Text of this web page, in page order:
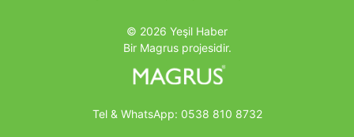
© 2026 Yeşil Haber
Bir Magrus projesidir.
Tel & WhatsApp: 0538 810 8732